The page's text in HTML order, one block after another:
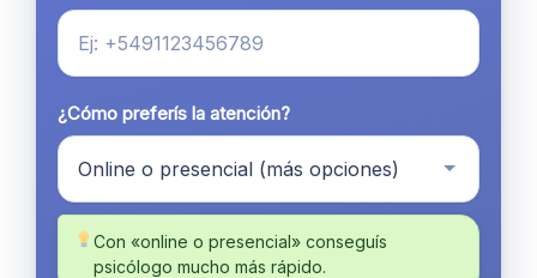
¿Cómo preferís la atención?
Con «online o presencial» conseguís
psicólogo mucho más rápido.